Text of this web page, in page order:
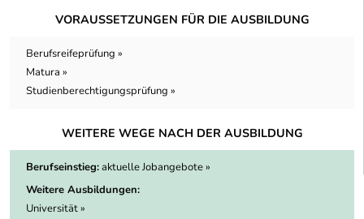
VORAUSSETZUNGEN FÜR DIE AUSBILDUNG
Berufsreifeprüfung »
Matura »
Studienberechtigungsprüfung »
WEITERE WEGE NACH DER AUSBILDUNG
Berufseinstieg:aktuelle Jobangebote »
Weitere Ausbildungen:
Universität »